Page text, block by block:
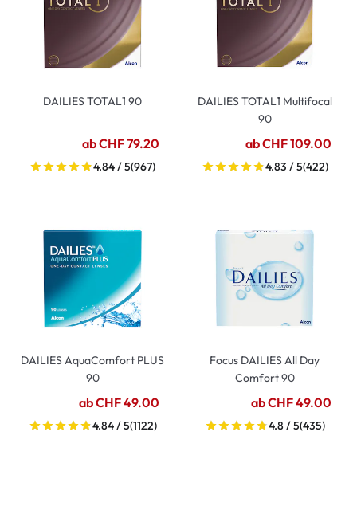
DAILIES TOTAL1 90
ab CHF 79.20
4.84 / 5(967)
DAILIES TOTAL1 Multifocal
90
ab CHF 109.00
4.83 / 5(422)
DAILIES AquaComfort PLUS
90
ab CHF 49.00
4.84 / 5(1122)
Focus DAILIES All Day
Comfort 90
ab CHF 49.00
4.8 / 5(435)